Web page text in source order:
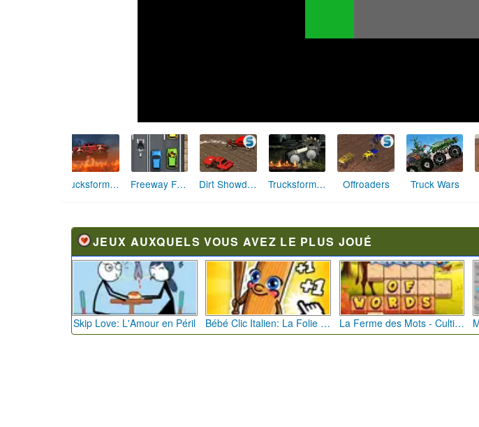
Trucksformers Freeway Fury 3 Dirt Showdown Trucksformers 2 Offroaders Truck Wars
JEUX AUXQUELS VOUS AVEZ LE PLUS JOUÉ
Skip Love: L'Amour en Péril Bébé Clic Italien: La Folie des Petits Bambins La Ferme des Mots - Cultivez votre Vocabulaire